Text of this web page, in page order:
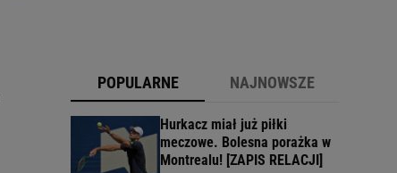
POPULARNE NAJNOWSZE
Hurkacz miał już piłki
meczowe. Bolesna porażka w
Montrealu! [ZAPIS RELACJI]